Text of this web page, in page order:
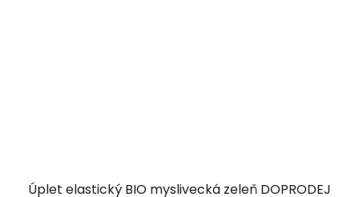
Úplet elastický BIO myslivecká zeleň DOPRODEJ